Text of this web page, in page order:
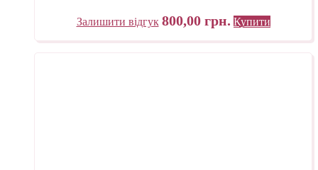
Залишити відгук 800,00 грн. Купити